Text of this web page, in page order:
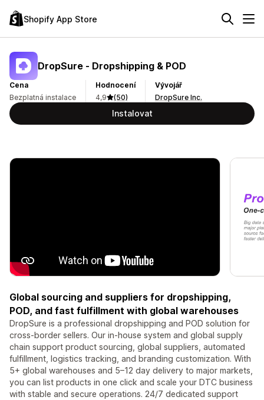
Shopify App Store
DropSure ‑ Dropshipping & POD
Cena
Bezplatná instalace
Hodnocení
4,9
(50)
Vývojář
DropSure Inc.
Instalovat
Global sourcing and suppliers for dropshipping,
POD, and fast fulfillment with global warehouses
DropSure is a professional dropshipping and POD solution for
cross-border sellers. Our in-house system and global supply
chain support product sourcing, global suppliers, automated
fulfillment, logistics tracking, and branding customization. With
5+ global warehouses and 5–12 day delivery to major markets,
you can list products in one click and scale your DTC business
with stable and secure operations. 24/7 dedicated support